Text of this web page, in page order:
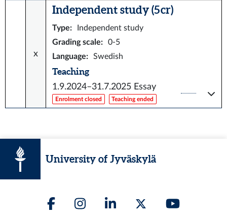
x
Independent study (5 cr)
Type:
Independent study
Grading scale:
0-5
Language: Swedish
Teaching
1.9.2024–31.7.2025 Essay
Enrolment closed Teaching ended
University of Jyväskylä